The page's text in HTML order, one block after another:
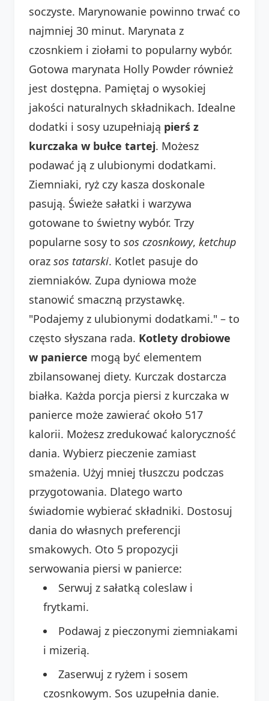
soczyste. Marynowanie powinno trwać co
najmniej 30 minut. Marynata z
czosnkiem i ziołami to popularny wybór.
Gotowa marynata Holly Powder również
jest dostępna. Pamiętaj o wysokiej
jakości naturalnych składnikach. Idealne
dodatki i sosy uzupełniają pierś z
kurczaka w bułce tartej. Możesz
podawać ją z ulubionymi dodatkami.
Ziemniaki, ryż czy kasza doskonale
pasują. Świeże sałatki i warzywa
gotowane to świetny wybór. Trzy
popularne sosy to sos czosnkowy, ketchup
oraz sos tatarski. Kotlet pasuje do
ziemniaków. Zupa dyniowa może
stanowić smaczną przystawkę.
"Podajemy z ulubionymi dodatkami." – to
często słyszana rada. Kotlety drobiowe
w panierce mogą być elementem
zbilansowanej diety. Kurczak dostarcza
białka. Każda porcja piersi z kurczaka w
panierce może zawierać około 517
kalorii. Możesz zredukować kaloryczność
dania. Wybierz pieczenie zamiast
smażenia. Użyj mniej tłuszczu podczas
przygotowania. Dlatego warto
świadomie wybierać składniki. Dostosuj
dania do własnych preferencji
smakowych. Oto 5 propozycji
serwowania piersi w panierce:
Serwuj z sałatką coleslaw i
frytkami.
Podawaj z pieczonymi ziemniakami
i mizerią.
Zaserwuj z ryżem i sosem
czosnkowym. Sos uzupełnia danie.